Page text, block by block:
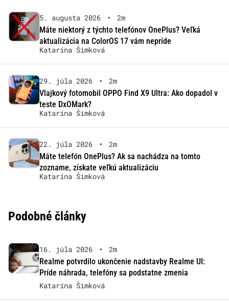
5. augusta 2026 •
2m
Máte niektorý z týchto telefónov OnePlus? Veľká
aktualizácia na ColorOS 17 vám nepríde
Katarína Šimková
29. júla 2026 •
2m
Vlajkový fotomobil OPPO Find X9 Ultra: Ako dopadol v
teste DxOMark?
Katarína Šimková
22. júla 2026 •
2m
Máte telefón OnePlus? Ak sa nachádza na tomto
zozname, získate veľkú aktualizáciu
Katarína Šimková
Podobné články
16. júla 2026 •
2m
Realme potvrdilo ukončenie nadstavby Realme UI:
Príde náhrada, telefóny sa podstatne zmenia
Katarína Šimková